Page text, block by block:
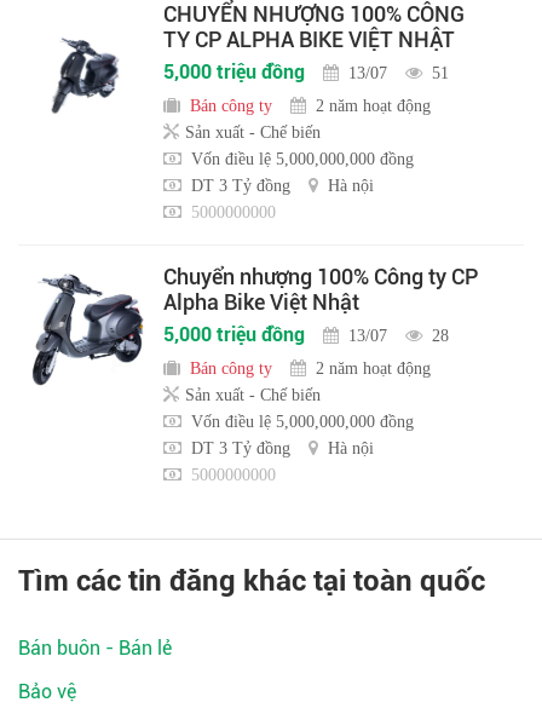
CHUYỂN NHƯỢNG 100% CÔNG
TY CP ALPHA BIKE VIỆT NHẬT
5,000 triệu đồng 13/07
51
Bán công ty
2 năm hoạt động
Sản xuất - Chế biến
Vốn điều lệ 5,000,000,000 đồng
DT 3 Tỷ đồng
Hà nội
5000000000
Chuyển nhượng 100% Công ty CP
Alpha Bike Việt Nhật
5,000 triệu đồng 13/07
28
Bán công ty
2 năm hoạt động
Sản xuất - Chế biến
Vốn điều lệ 5,000,000,000 đồng
DT 3 Tỷ đồng
Hà nội
5000000000
Tìm các tin đăng khác tại toàn quốc
Bán buôn - Bán lẻ
Bảo vệ